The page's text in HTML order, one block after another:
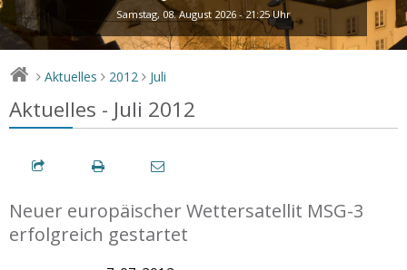
Samstag, 08. August 2026 - 21:25 Uhr
> Aktuelles > 2012 > Juli
Aktuelles - Juli 2012
Neuer europäischer Wettersatellit MSG-3
erfolgreich gestartet